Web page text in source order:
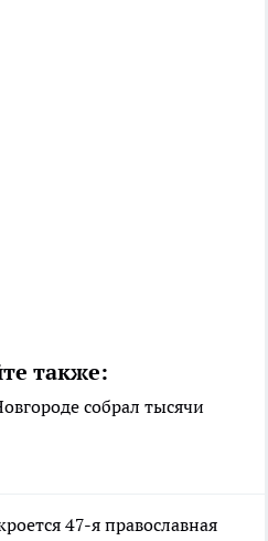
также:
собрал тысячи
47-я православная